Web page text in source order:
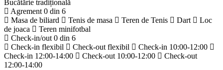
Bucătărie tradițională
Agrement 0 din 6
Masa de biliard
Tenis de masa Teren de Tenis Dart
Loc
de joaca
Teren minifotbal
Check-in/out 0 din 6
Check-in flexibil
Check-out flexibil
Check-in 10:00-12:00
Check-in 12:00-14:00
Check-out 10:00-12:00
Check-out
12:00-14:00